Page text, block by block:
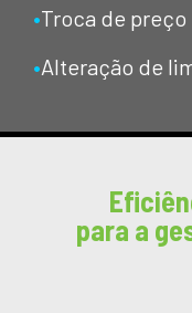
•Troca de preço
•Alteração de
para a